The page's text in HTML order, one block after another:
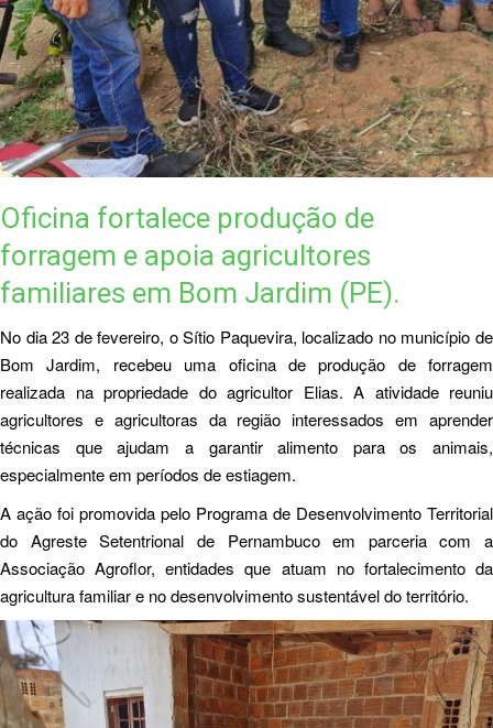
Oficina fortalece produção de
forragem e apoia agricultores
familiares em Bom Jardim (PE).
No dia 23 de fevereiro, o Sítio Paquevira, localizado no município de
Bom Jardim, recebeu uma oficina de produção de forragem
realizada na propriedade do agricultor Elias. A atividade reuniu
agricultores e agricultoras da região interessados em aprender
técnicas que ajudam a garantir alimento para os animais,
especialmente em períodos de estiagem.
A ação foi promovida pelo Programa de Desenvolvimento Territorial
do Agreste Setentrional de Pernambuco em parceria com a
Associação Agroflor, entidades que atuam no fortalecimento da
agricultura familiar e no desenvolvimento sustentável do território.